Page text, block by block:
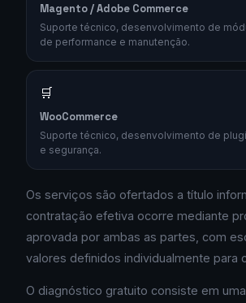
Magento / Adobe Commerce
Suporte técnico, desenvolvimento de
de performance e manutenção.
🛒
WooCommerce
Suporte técnico, desenvolvimento de
e segurança.
Os serviços são ofertados a título
contratação efetiva ocorre mediante
aprovada por ambas as partes, com
valores definidos individualmente para
O diagnóstico gratuito consiste em